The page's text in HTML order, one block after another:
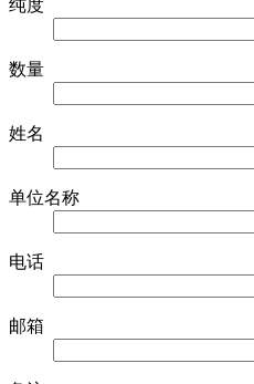
纯度
数量
姓名
单位名称
电话
邮箱